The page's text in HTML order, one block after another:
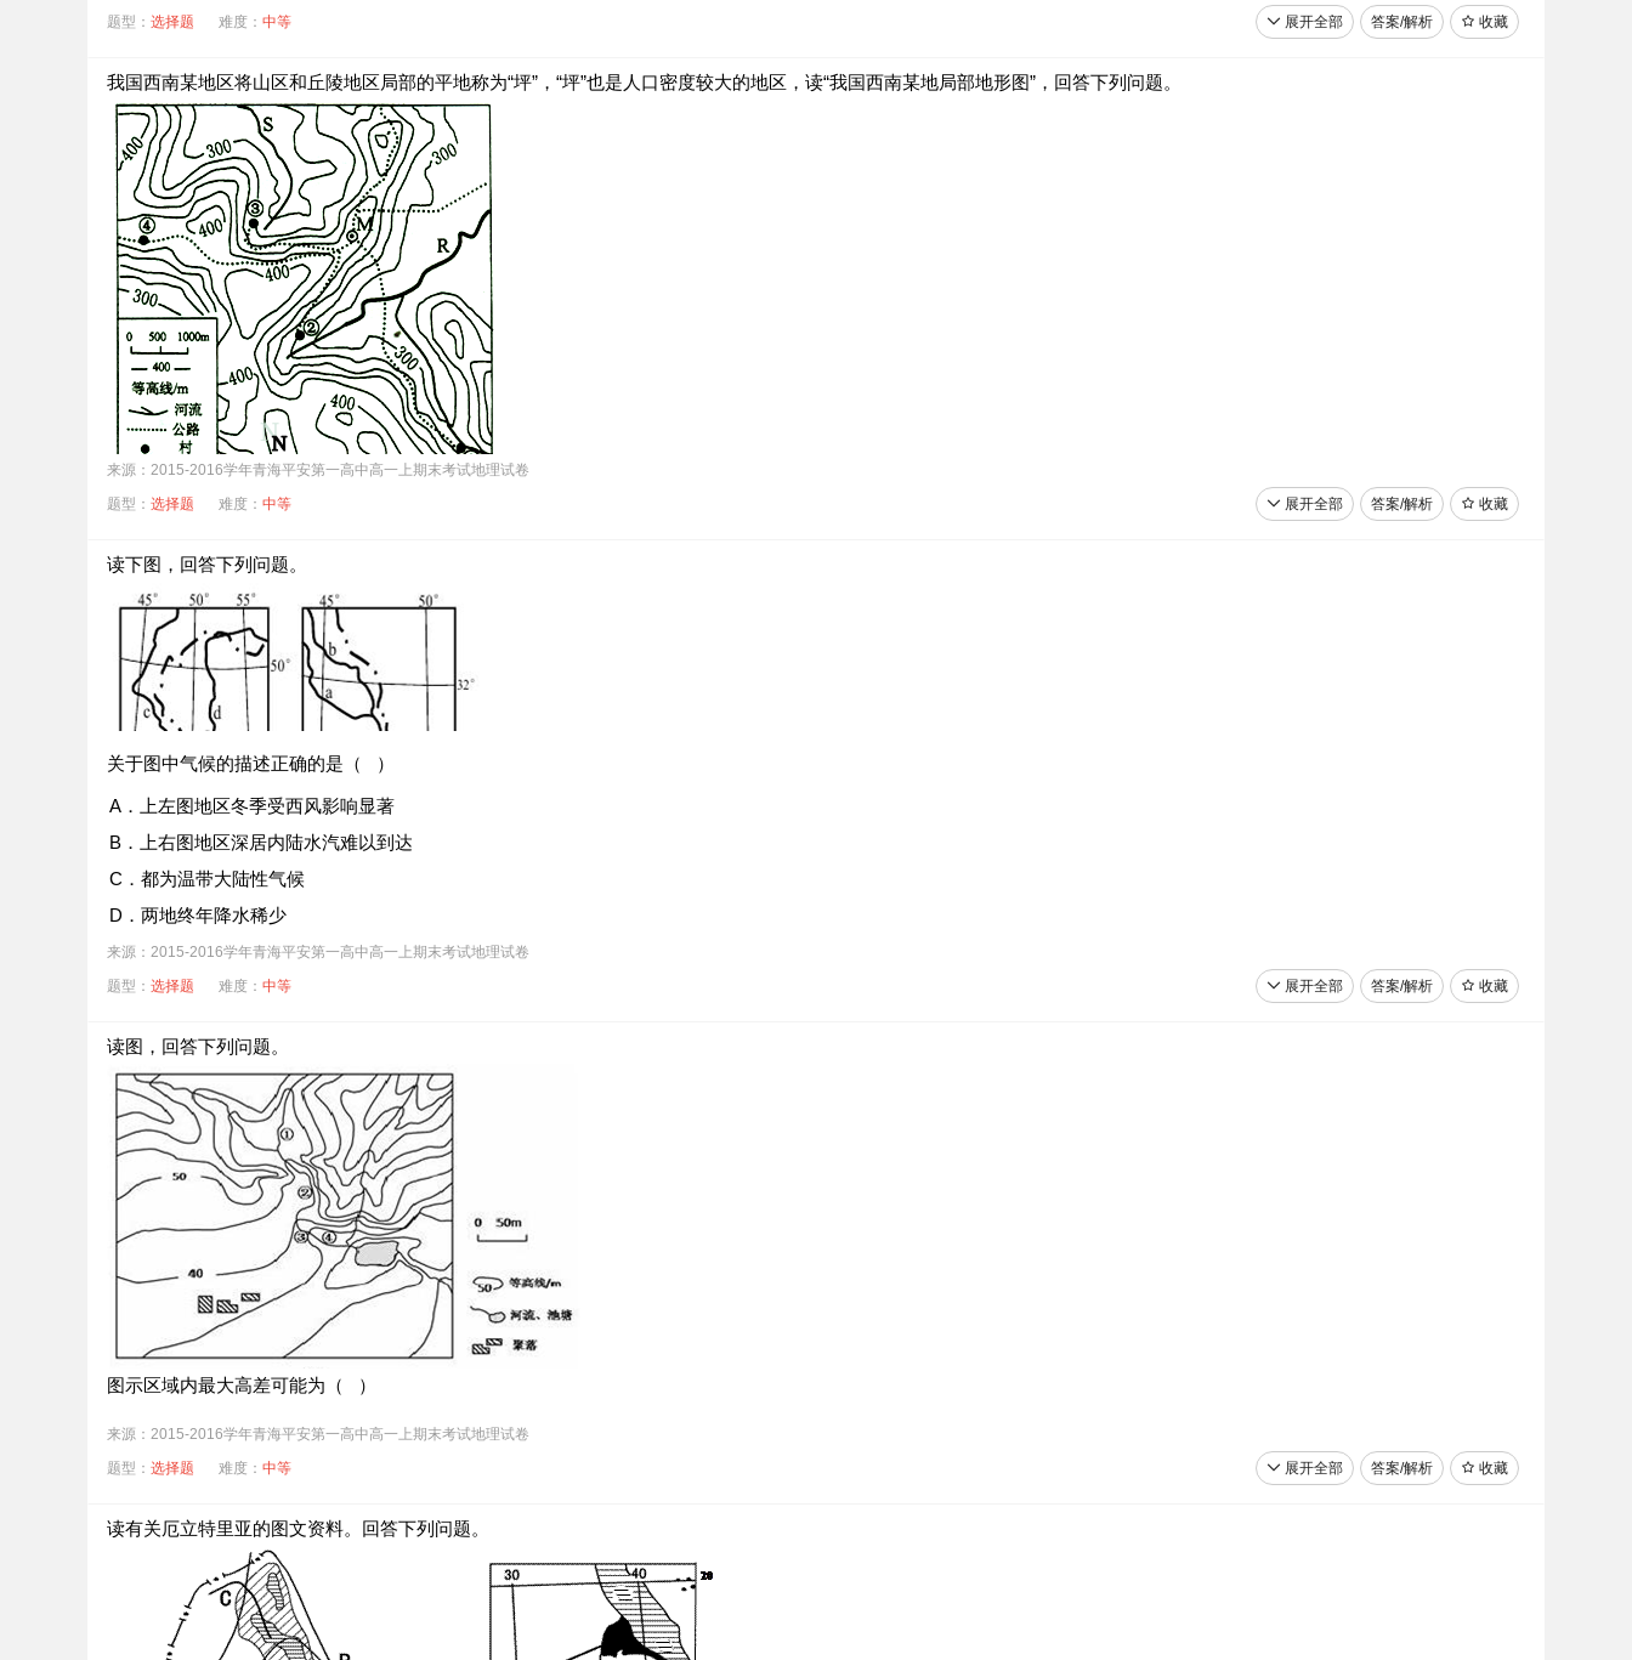
A．源头河段以冰川融水补给为主
C．库利科罗到尼亚美河段水量逐渐增多
D．尼亚美以下河段流经峡谷地区，落差大，水能资源丰富
图中P地区的主要环境问题可能是（ ）
A．水土流失和土壤盐碱化
B．生物多样性减少和土地酸化
C．土壤盐碱化和土地沙漠化
D．水土流失和生物多样性减少
题型： 选择题 难度： 中等 收藏
答案/解析
展开全部
我国西南某地区将山区和丘陵地区局部的平地称为“坪”，“坪”也是人口密度较大的地区，读“我国西南某地局部地形图”，回答下列问题。
图中N地的最高海拔可能为（ ）
C．405米D．415米
图示各村村名中可能有“坪”字的是（ ）
A．①村 B．②村
C．③村
D．④村
下列说法正确的是（ ）
A．M乡地处R、S两条河流的分水岭
B．①村位于R河流的源头，水运便利
C．②村比③村服务范围小，服务等级高
D．图中所示公路，M至④间起伏最大
来源：2015-2016学年青海平安第一高中高一上期末考试地理试卷
题型： 选择题 难度： 中等 收藏
答案/解析
展开全部
读下图，回答下列问题。
关于图中气候的描述正确的是（ ）
A．上左图地区冬季受西风影响显著
B．上右图地区深居内陆水汽难以到达
C．都为温带大陆性气候
D．两地终年降水稀少
有关图中四条河流及其流域的说法，正确的是（ ）
A．内河航运都很发达
D．流经地区土壤肥沃，水汽充沛
来源：2015-2016学年青海平安第一高中高一上期末考试地理试卷
题型： 选择题 难度： 中等 收藏
答案/解析
展开全部
读图，回答下列问题。
图示区域内最大高差可能为（ ）
A．50m B．55m
C．60mD．65m
A．①B．②
D．④
在图示区域内拟建一座小型水库，设计坝高约为13m。若仅考虑地形因素，最适宜建坝处坝顶长度约（ ）
来源：2015-2016学年青海平安第一高中高一上期末考试地理试卷
题型： 选择题 难度： 中等 收藏
答案/解析
展开全部
读有关厄立特里亚的图文资料。回答下列问题。